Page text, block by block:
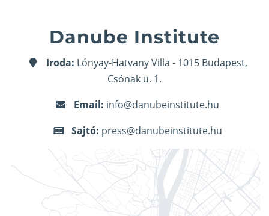
Danube Institute
Iroda: Lónyay-Hatvany Villa - 1015 Budapest,
Csónak u. 1.
Email: info@danubeinstitute.hu
Sajtó: press@danubeinstitute.hu